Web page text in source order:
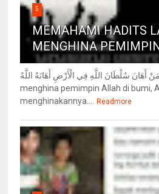
5
MEMAHAMI HADITS
MENGHINA
مَنْ أَهَانَ سُلْطَانَ اللَّهِ فِي الْأَرْضِ أَهَانَهُ اللَّهُ "Barangsiapa
menghina pemimpin Allah di bumi,
menghinakannya.... Readmore